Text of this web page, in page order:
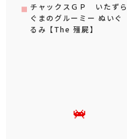
チャックスＧＰ いたずら
ぐまのグルーミー ぬいぐ
るみ 【The 殭屍】